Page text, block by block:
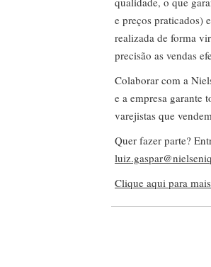
e preços praticados)
realizada de forma
precisão as vendas
Colaborar com a
e a empresa garante
varejistas que
Quer fazer parte?
Clique aqui para